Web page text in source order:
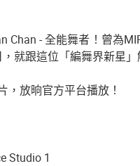
Chan - 全能舞者！曾為
就跟這位「編舞界新星」
，放晌官方平台播放！
Studio 1